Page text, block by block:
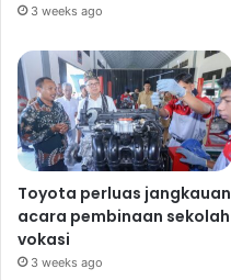
3 weeks ago
Toyota perluas jangkauan
acara pembinaan sekolah
vokasi
3 weeks ago